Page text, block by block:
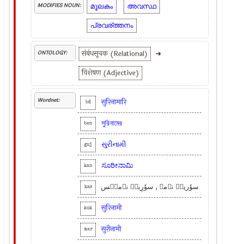
MODIFIES NOUN: മൂലകം
അവസ്ഥ
പ്രവര്ത്തനം
ONTOLOGY: संबंधसूचक (Relational)
➜
विशेषण (Adjective)
Wordnet: bd सुरिनामारि
ben সুরিনামের
guj સુરીનામી
kan ಸೂರೀನಾಮಿ
kas سوٗریہِ نٲمۍ , سوٗرِیہِ نٲمیٖس
kok सुरिनामी
mar सुरीनामी